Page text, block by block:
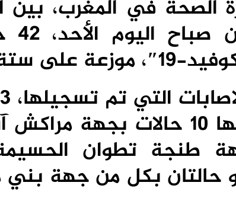
الصحة في المغرب، بين
صباح اليوم الأحد،
على ستة جهات.
و حالتان بكل من جهة